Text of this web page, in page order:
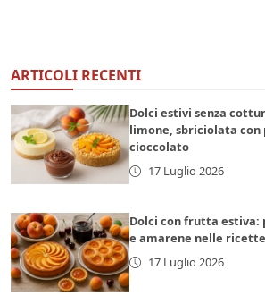
ARTICOLI RECENTI
Dolci estivi senza
limone, sbriciolata con
cioccolato
17 Luglio 2026
Dolci con frutta estiva:
e amarene nelle
17 Luglio 2026